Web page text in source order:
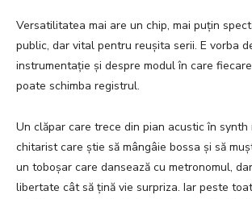
Versatilitatea mai are un chip, mai puțin
public, dar vital pentru reușita serii. E vorba
instrumentație și despre modul în care
poate schimba registrul.
Un clăpar care trece din pian acustic în synth
chitarist care știe să mângâie bossa și să
un toboșar care dansează cu metronomul,
libertate cât să țină vie surpriza. Iar peste